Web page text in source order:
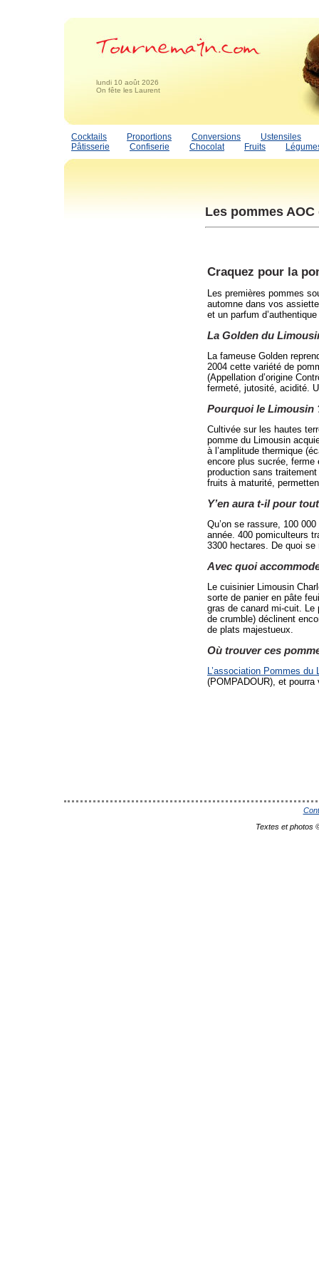
lundi 10 août 2026
On fête les Laurent
Cocktails Proportions Conversions
Ustensiles
Pâtisserie
Confiserie Chocolat Fruits
Les pommes
Craquez pour la
Les premières pommes
automne dans vos
et un parfum
La Golden du
La fameuse Golden
2004 cette variété de
(Appellation d’origine
fermeté, jutosité, acidité.
Pourquoi le Limousin
Cultivée sur les hautes
pomme du Limousin
à l’amplitude thermique
encore plus sucrée,
production sans
fruits à maturité,
Y’en aura t-il pour
Qu’on se rassure, 100
année. 400 pomiculteurs
3300 hectares. De quoi se
Avec quoi
Le cuisinier Limousin
sorte de panier en pâte
gras de canard mi-cuit. Le
de crumble) déclinent
de plats majestueux.
Où trouver ces
L’association Pommes du
(POMPADOUR), et
Textes et photos